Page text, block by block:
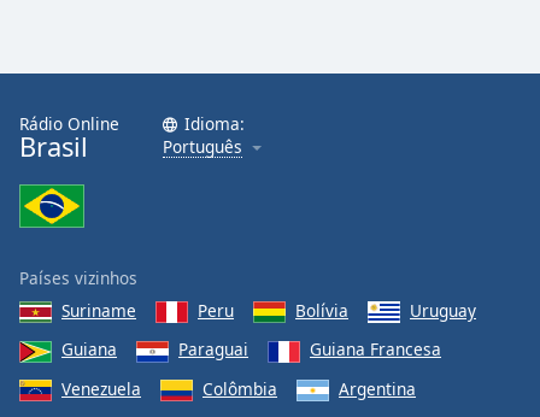
Rádio Online
Brasil
Idioma:
Português
Países vizinhos
Suriname
Peru Bolívia
Uruguay
Guiana
Paraguai
Guiana Francesa
Venezuela
Colômbia Argentina